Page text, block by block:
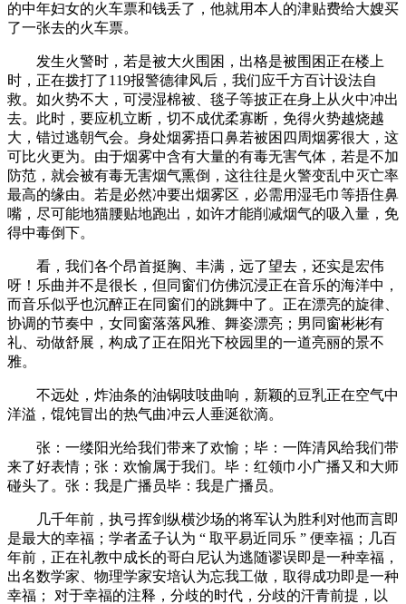
的中年妇女的火车票和钱丢了，他就用本人的津贴费给大嫂买
了一张去的火车票。
发生火警时，若是被大火围困，出格是被围困正在楼上
时，正在拨打了119报警德律风后，我们应千方百计设法自
救。如火势不大，可浸湿棉被、毯子等披正在身上从火中冲出
去。此时，要应机立断，切不成优柔寡断，免得火势越烧越
大，错过逃朝气会。身处烟雾捂口鼻若被困四周烟雾很大，这
可比火更为。由于烟雾中含有大量的有毒无害气体，若是不加
防范，就会被有毒无害烟气熏倒，这往往是火警变乱中灭亡率
最高的缘由。若是必然冲要出烟雾区，必需用湿毛巾等捂住鼻
嘴，尽可能地猫腰贴地跑出，如许才能削减烟气的吸入量，免
得中毒倒下。
看，我们各个昂首挺胸、丰满，远了望去，还实是宏伟
呀！乐曲并不是很长，但同窗们仿佛沉浸正在音乐的海洋中，
而音乐似乎也沉醉正在同窗们的跳舞中了。正在漂亮的旋律、
协调的节奏中，女同窗落落风雅、舞姿漂亮；男同窗彬彬有
礼、动做舒展，构成了正在阳光下校园里的一道亮丽的景不
雅。
不远处，炸油条的油锅吱吱曲响，新颖的豆乳正在空气中
洋溢，馄饨冒出的热气曲冲云人垂涎欲滴。
张：一缕阳光给我们带来了欢愉；毕：一阵清风给我们带
来了好表情；张：欢愉属于我们。毕：红领巾小广播又和大师
碰头了。张：我是广播员毕：我是广播员。
几千年前，执弓挥剑纵横沙场的将军认为胜利对他而言即
是最大的幸福；学者孟子认为 “ 取平易近同乐 ” 便幸福；几百
年前，正在礼教中成长的哥白尼认为逃随谬误即是一种幸福，
出名数学家、物理学家安培认为忘我工做，取得成功即是一种
幸福； 对于幸福的注释，分歧的时代，分歧的汗青前提，以